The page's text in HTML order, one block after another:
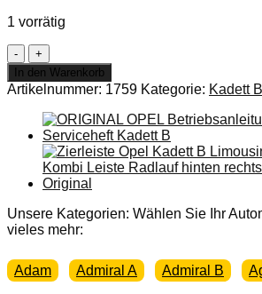
1 vorrätig
NEU
+
ORIG
Seitenwand
Seitenteil
rechts
Opel
Kadett
B
KIEMENCOUPE
Radlauf
Blech
In den Warenkorb
Artikelnummer: 1759 Kategorie: Kadett
Unsere Kategorien: Wählen Sie Ihr
vieles mehr:
Adam Admiral A Admiral B